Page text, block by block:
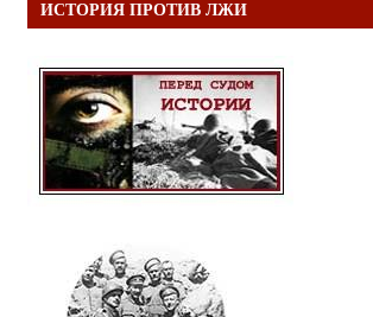
ИСТОРИЯ ПРОТИВ ЛЖИ